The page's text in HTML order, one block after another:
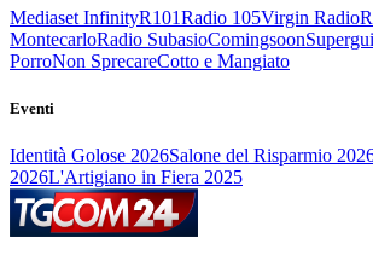
Mediaset InfinityR101Radio 105Virgin Radio
MontecarloRadio SubasioComingsoon
PorroNon SprecareCotto e Mangiato
Eventi
Identità Golose 2026Salone del Risparmio
2026L'Artigiano in Fiera 2025